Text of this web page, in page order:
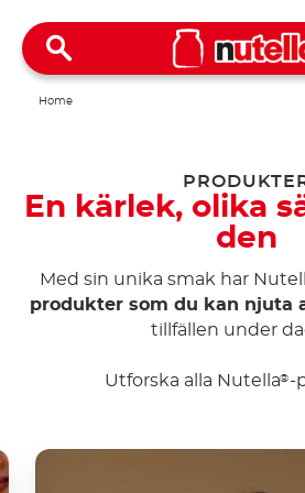
Home
En kärlek, olika
den
Med sin unika smak har
produkter som du kan njuta
tillfällen under
Utforska alla Nutella® -